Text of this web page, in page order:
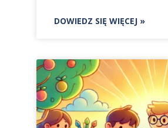
DOWIEDZ SIĘ WIĘCEJ »